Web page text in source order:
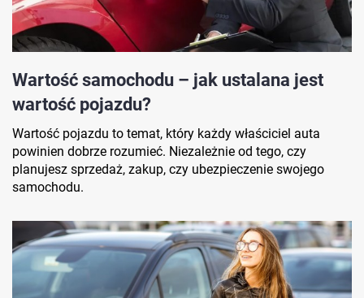
Wartość samochodu – jak ustalana jest
wartość pojazdu?
Wartość pojazdu to temat, który każdy właściciel auta
powinien dobrze rozumieć. Niezależnie od tego, czy
planujesz sprzedaż, zakup, czy ubezpieczenie swojego
samochodu.